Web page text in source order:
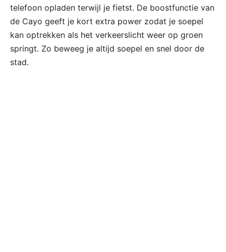
telefoon opladen terwijl je fietst. De boostfunctie van
de Cayo geeft je kort extra power zodat je soepel
kan optrekken als het verkeerslicht weer op groen
springt. Zo beweeg je altijd soepel en snel door de
stad.